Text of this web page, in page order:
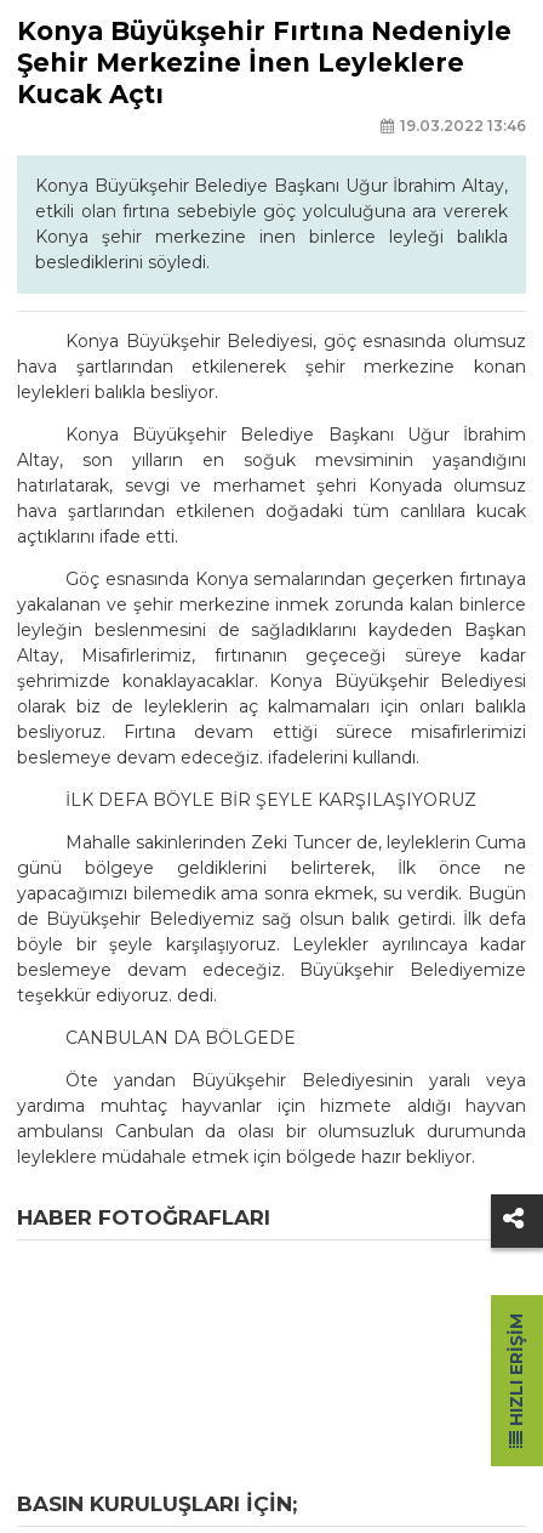
Konya Büyükşehir Fırtına Nedeniyle
Şehir Merkezine İnen Leyleklere
Kucak Açtı
19.03.2022 13:46
Konya Büyükşehir Belediye Başkanı Uğur İbrahim Altay,
etkili olan fırtına sebebiyle göç yolculuğuna ara vererek
Konya şehir merkezine inen binlerce leyleği balıkla
beslediklerini söyledi.
Konya Büyükşehir Belediyesi, göç esnasında olumsuz
hava şartlarından etkilenerek şehir merkezine konan
leylekleri balıkla besliyor.
Konya Büyükşehir Belediye Başkanı Uğur İbrahim
Altay, son yılların en soğuk mevsiminin yaşandığını
hatırlatarak, sevgi ve merhamet şehri Konyada olumsuz
hava şartlarından etkilenen doğadaki tüm canlılara kucak
açtıklarını ifade etti.
Göç esnasında Konya semalarından geçerken fırtınaya
yakalanan ve şehir merkezine inmek zorunda kalan binlerce
leyleğin beslenmesini de sağladıklarını kaydeden Başkan
Altay, Misafirlerimiz, fırtınanın geçeceği süreye kadar
şehrimizde konaklayacaklar. Konya Büyükşehir Belediyesi
olarak biz de leyleklerin aç kalmamaları için onları balıkla
besliyoruz. Fırtına devam ettiği sürece misafirlerimizi
beslemeye devam edeceğiz. ifadelerini kullandı.
İLK DEFA BÖYLE BİR ŞEYLE KARŞILAŞIYORUZ
Mahalle sakinlerinden Zeki Tuncer de, leyleklerin Cuma
günü bölgeye geldiklerini belirterek, İlk önce ne
yapacağımızı bilemedik ama sonra ekmek, su verdik. Bugün
de Büyükşehir Belediyemiz sağ olsun balık getirdi. İlk defa
böyle bir şeyle karşılaşıyoruz. Leylekler ayrılıncaya kadar
beslemeye devam edeceğiz. Büyükşehir Belediyemize
teşekkür ediyoruz. dedi.
CANBULAN DA BÖLGEDE
Öte yandan Büyükşehir Belediyesinin yaralı veya
yardıma muhtaç hayvanlar için hizmete aldığı hayvan
ambulansı Canbulan da olası bir olumsuzluk durumunda
leyleklere müdahale etmek için bölgede hazır bekliyor.
HABER FOTOĞRAFLARI
BASIN KURULUŞLARI IÇIN;
HIZLI ERIŞIM